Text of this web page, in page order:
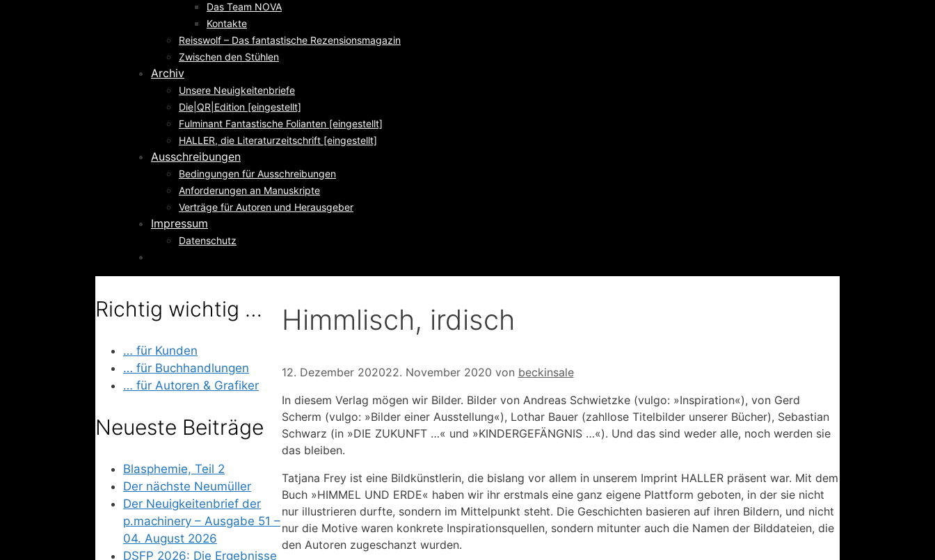
Das Team NOVA
Kontakte
Reisswolf – Das fantastische Rezensionsmagazin
Zwischen den Stühlen
Archiv
Unsere Neuigkeitenbriefe
Die|QR|Edition [eingestellt]
Fulminant Fantastische Folianten [eingestellt]
HALLER, die Literaturzeitschrift [eingestellt]
Ausschreibungen
Bedingungen für Ausschreibungen
Anforderungen an Manuskripte
Verträge für Autoren und Herausgeber
Impressum
Datenschutz
Himmlisch, irdisch
12. Dezember 202022. November 2020 von beckinsale
In diesem Verlag mögen wir Bilder. Bilder von Andreas Schwietzke (vulgo: »Inspiration«), von Gerd
Scherm (vulgo: »Bilder einer Ausstellung«), Lothar Bauer (zahllose Titelbilder unserer Bücher), Sebastian
Schwarz (in »DIE ZUKUNFT …« und »KINDERGEFÄNGNIS …«). Und das sind weder alle, noch werden sie
das bleiben.
Tatjana Frey ist eine Bildkünstlerin, die bislang vor allem in unserem Imprint HALLER präsent war. Mit dem
Buch »HIMMEL UND ERDE« haben wir ihr erstmals eine ganz eigene Plattform geboten, in der sie nicht
nur illustrieren durfte, sondern im Mittelpunkt steht. Die Geschichten basieren auf ihren Bildern, und nicht
nur die Motive waren konkrete Inspirationsquellen, sondern mitunter auch die Namen der Bilddateien, die
den Autoren zugeschanzt wurden.
Richtig wichtig …
… für Kunden
… für Buchhandlungen
… für Autoren & Grafiker
Neueste Beiträge
Blasphemie, Teil 2
Der nächste Neumüller
Der Neuigkeitenbrief der
p.machinery – Ausgabe 51 –
04. August 2026
DSFP 2026: Die Ergebnisse